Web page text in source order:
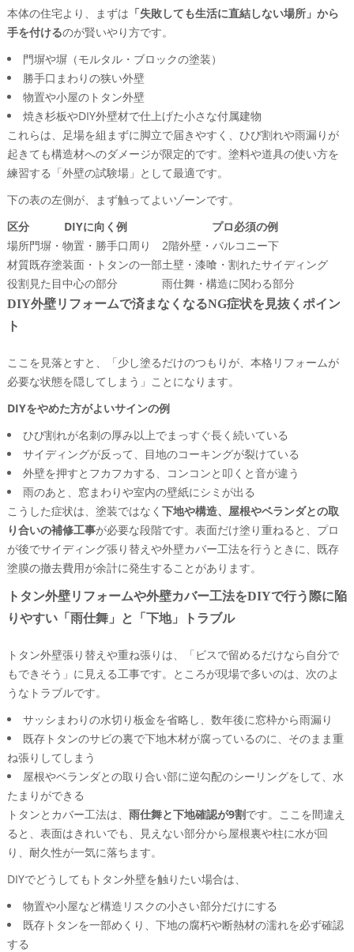
本体の住宅より、まずは 「失敗しても生活に直結しない場所」から
手を付けるのが賢いやり方です。
門塀や塀（モルタル・ブロックの塗装）
勝手口まわりの狭い外壁
物置や小屋のトタン外壁
焼き杉板やDIY外壁材で仕上げた小さな付属建物
これらは、足場を組まずに脚立で届きやすく、ひび割れや雨漏りが
起きても構造材へのダメージが限定的です。塗料や道具の使い方を
練習する「外壁の試験場」として最適です。
下の表の左側が、まず触ってよいゾーンです。
区分
DIYに向く例
プロ必須の例
場所門塀・物置・勝手口周り
2階外壁・バルコニー下
材質既存塗装面・トタンの一部土壁・漆喰・割れたサイディング
役割見た目中心の部分 雨仕舞・構造に関わる部分
DIY外壁リフォームで済まなくなるNG症状を見抜くポイン
ト
ここを見落とすと、「少し塗るだけのつもりが、本格リフォームが
必要な状態を隠してしまう」ことになります。
DIYをやめた方がよいサインの例
ひび割れが名刺の厚み以上でまっすぐ長く続いている
サイディングが反って、目地のコーキングが裂けている
外壁を押すとフカフカする、コンコンと叩くと音が違う
雨のあと、窓まわりや室内の壁紙にシミが出る
こうした症状は、塗装ではなく 下地や構造、屋根やベランダとの取
り合いの補修工事が必要な段階です。表面だけ塗り重ねると、プロ
が後でサイディング張り替えや外壁カバー工法を行うときに、既存
塗膜の撤去費用が余計に発生することがあります。
トタン外壁リフォームや外壁カバー工法をDIYで行う際に陥
りやすい「雨仕舞」と「下地」トラブル
トタン外壁張り替えや重ね張りは、「ビスで留めるだけなら自分で
もできそう」に見える工事です。ところが現場で多いのは、次のよ
うなトラブルです。
サッシまわりの水切り板金を省略し、数年後に窓枠から雨漏り
既存トタンのサビの裏で下地木材が腐っているのに、そのまま重
ね張りしてしまう
屋根やベランダとの取り合い部に逆勾配のシーリングをして、水
たまりができる
トタンとカバー工法は、 雨仕舞と下地確認が9割です。ここを間違え
ると、表面はきれいでも、見えない部分から屋根裏や柱に水が回
り、耐久性が一気に落ちます。
DIYでどうしてもトタン外壁を触りたい場合は、
物置や小屋など構造リスクの小さい部分だけにする
既存トタンを一部めくり、下地の腐朽や断熱材の濡れを必ず確認
する